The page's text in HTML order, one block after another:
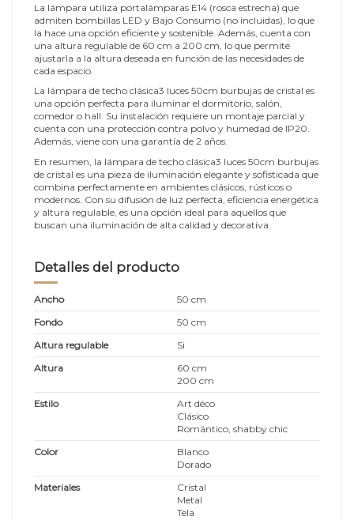
La lámpara utiliza portalámparas E14 (rosca estrecha) que
admiten bombillas LED y Bajo Consumo (no incluidas), lo que
la hace una opción eficiente y sostenible. Además, cuenta con
una altura regulable de 60 cm a 200 cm, lo que permite
ajustarla a la altura deseada en función de las necesidades de
cada espacio.
La lámpara de techo clásica3 luces 50cm burbujas de cristal es
una opción perfecta para iluminar el dormitorio, salón,
comedor o hall. Su instalación requiere un montaje parcial y
cuenta con una protección contra polvo y humedad de IP20.
Además, viene con una garantía de 2 años.
En resumen, la lámpara de techo clásica3 luces 50cm burbujas
de cristal es una pieza de iluminación elegante y sofisticada que
combina perfectamente en ambientes clásicos, rústicos o
modernos. Con su difusión de luz perfecta, eficiencia energética
y altura regulable, es una opción ideal para aquellos que
buscan una iluminación de alta calidad y decorativa.
Detalles del producto
Ancho
50 cm
Fondo
50 cm
Altura regulable
Si
Altura
60 cm
200 cm
Estilo
Art déco
Clásico
Romántico, shabby chic
Color
Blanco
Dorado
Materiales
Cristal
Metal
Tela